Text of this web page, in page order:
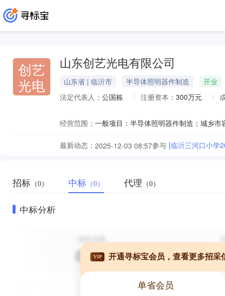
创艺
光电
山东创艺光电有限公司
山东省 | 临沂市 半导体照明器件制造
开业
法定代表人： 公国栋 注册资本： 300万元
经营范围：
最新动态： 2025-12-03 08:57参与 [临沂三河口小学
招标 （0） 中标 （0） 代理 （0）
中标分析
VIP 开通寻标宝会员，查看更多招采
单省会员